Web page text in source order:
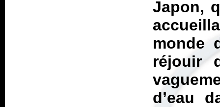
Japon,
monde
réjouir
d’eau